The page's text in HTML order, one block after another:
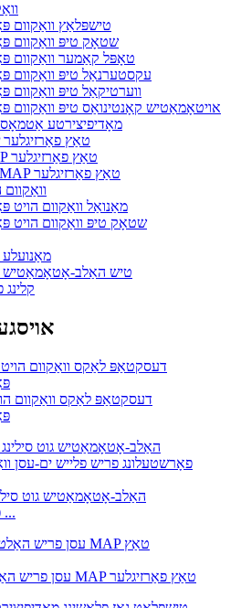
טישפּלאַץ וואַקוום
שטאָק טיפּ וואַקוום
טאָפּל קאַמער וואַקוום
עקסטערנאַל טיפּ וואַקוום
ווערטיקאַל טיפּ וואַקוום
אויטאָמאַטיש קאָנטינואַס טיפּ וואַקוום
מאָדיפיצירטע
טישפּלאַץ MAP טאַץ פאַרזיגלער
שטאָק טיפּ MAP טאַץ פאַרזיגלער
אויטאָמאַטישע MAP טאַץ פאַרזיגלער
מאַנואַל וואַקוום הויט
שטאָק טיפּ וואַקוום הויט
טיש האַלב-אָטאָמאַטיש
פאָרשטעלונג פון ...
DJL-400V עסן פריש האַלטן MAP טאַץ פאַרזיגלער